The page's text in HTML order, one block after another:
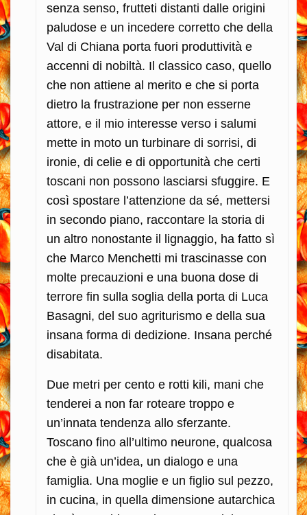
senza senso, frutteti distanti dalle origini
paludose e un incedere corretto che della
Val di Chiana porta fuori produttività e
accenni di nobiltà. Il classico caso, quello
che non attiene al merito e che si porta
dietro la frustrazione per non esserne
attore, e il mio interesse verso i salumi
mette in moto un turbinare di sorrisi, di
ironie, di celie e di opportunità che certi
toscani non possono lasciarsi sfuggire. E
così spostare l’attenzione da sé, mettersi
in secondo piano, raccontare la storia di
un altro nonostante il lignaggio, ha fatto sì
che Marco Menchetti mi trascinasse con
molte precauzioni e una buona dose di
terrore fin sulla soglia della porta di Luca
Basagni, del suo agriturismo e della sua
insana forma di dedizione. Insana perché
disabitata.
Due metri per cento e rotti kili, mani che
tenderei a non far roteare troppo e
un’innata tendenza allo sferzante.
Toscano fino all’ultimo neurone, qualcosa
che è già un’idea, un dialogo e una
famiglia. Una moglie e un figlio sul pezzo,
in cucina, in quella dimensione autarchica